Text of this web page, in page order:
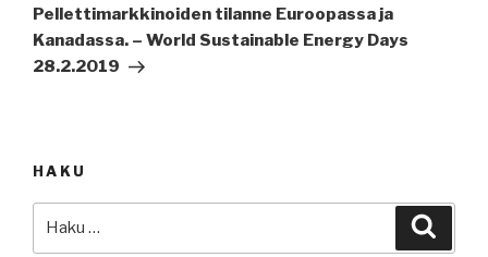
artikkeli
Pellettimarkkinoiden tilanne Euroopassa ja
Kanadassa. – World Sustainable Energy Days
28.2.2019
HAKU